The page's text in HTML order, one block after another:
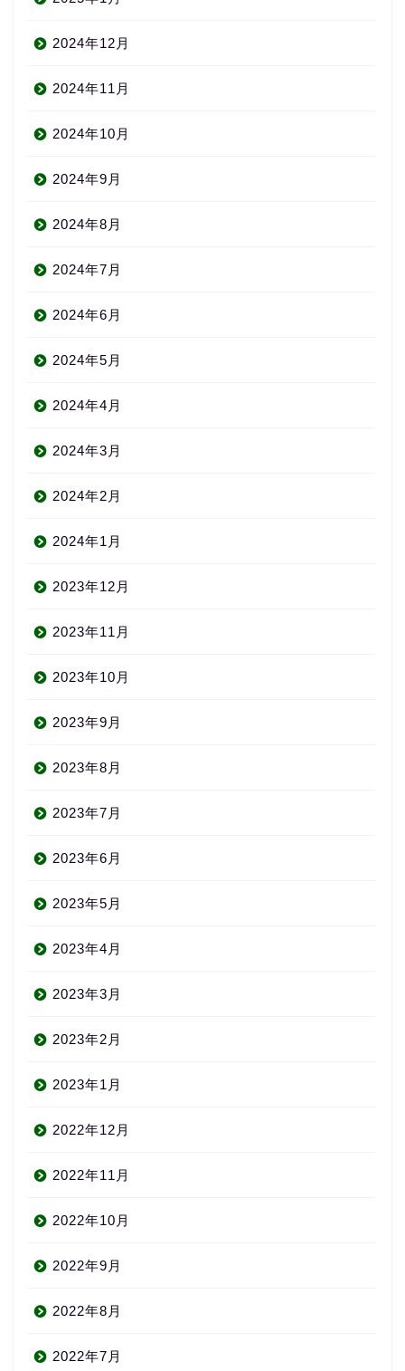
2024年12月
2024年11月
2024年10月
2024年9月
2024年8月
2024年7月
2024年6月
2024年5月
2024年4月
2024年3月
2024年2月
2024年1月
2023年12月
2023年11月
2023年10月
2023年9月
2023年8月
2023年7月
2023年6月
2023年5月
2023年4月
2023年3月
2023年2月
2023年1月
2022年12月
2022年11月
2022年10月
2022年9月
2022年8月
2022年7月